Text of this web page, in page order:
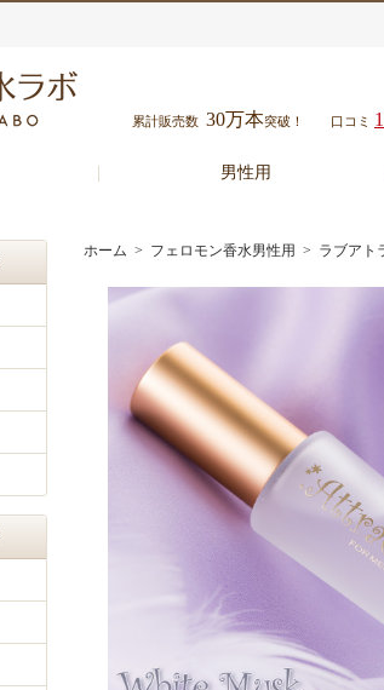
累計販売数 30万本突破！ 口コミ
男性用
ホーム > フェロモン香水男性用 > ラブアト